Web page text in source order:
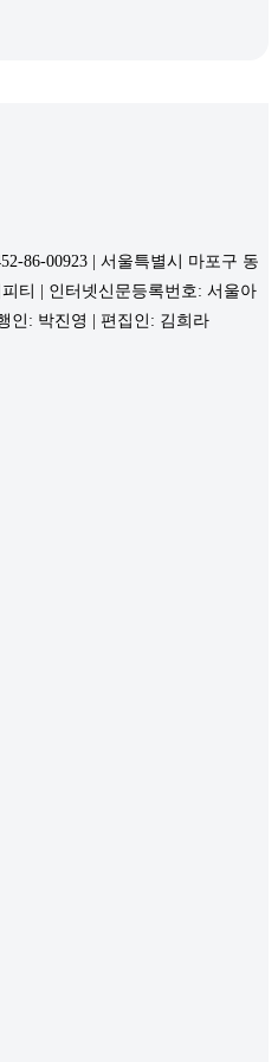
86-00923 | 서울특별시 마포구 동
티 | 인터넷신문등록번호: 서울아
인: 박진영 | 편집인: 김희라